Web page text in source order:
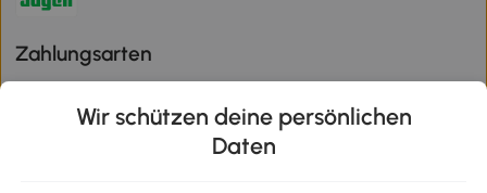
Zahlungsarten
Wir schützen deine persönlichen
Daten